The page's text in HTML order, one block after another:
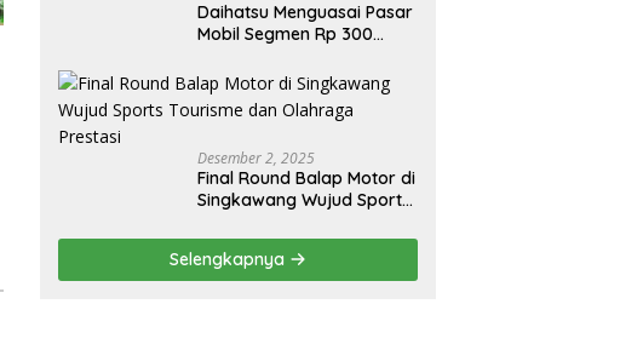
Daihatsu Menguasai Pasar
Mobil Segmen Rp 300
Ekspor
Desember 2, 2025
Final Round Balap Motor di
Singkawang Wujud Sports
Prestasi
Selengkapnya